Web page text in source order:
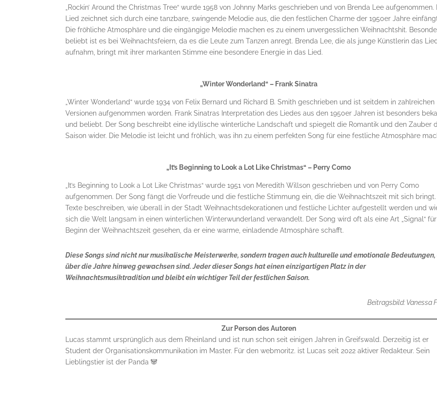
„Rockin’ Around the Christmas Tree“ wurde 1958 von Johnny Marks geschrieben und von Brenda Lee aufgenommen.
Lied zeichnet sich durch eine tanzbare, swingende Melodie aus, die den festlichen Charme der 1950er Jahre
Die fröhliche Atmosphäre und die eingängige Melodie machen es zu einem unvergesslichen Weihnachtshit.
beliebt ist es bei Weihnachtsfeiern, da es die Leute zum Tanzen anregt. Brenda Lee, die als junge Künstlerin das Lied
aufnahm, bringt mit ihrer markanten Stimme eine besondere Energie in das Lied.
„Winter Wonderland“ – Frank Sinatra
„Winter Wonderland“ wurde 1934 von Felix Bernard und Richard B. Smith geschrieben und ist seitdem in zahlreichen
Versionen aufgenommen worden. Frank Sinatras Interpretation des Liedes aus den 1950er Jahren ist besonders
und beliebt. Der Song beschreibt eine idyllische winterliche Landschaft und spiegelt die Romantik und den Zauber
Saison wider. Die Melodie ist leicht und fröhlich, was ihn zu einem perfekten Song für eine festliche Atmosphäre
„It’s Beginning to Look a Lot Like Christmas“ – Perry Como
„It’s Beginning to Look a Lot Like Christmas“ wurde 1951 von Meredith Willson geschrieben und von Perry Como
aufgenommen. Der Song fängt die Vorfreude und die festliche Stimmung ein, die die Weihnachtszeit mit sich bringt.
Texte beschreiben, wie überall in der Stadt Weihnachtsdekorationen und festliche Lichter aufgestellt werden und
sich die Welt langsam in einen winterlichen Winterwunderland verwandelt. Der Song wird oft als eine Art „Signal“
Beginn der Weihnachtszeit gesehen, da er eine warme, einladende Atmosphäre schafft.
Diese Songs sind nicht nur musikalische Meisterwerke, sondern tragen auch kulturelle und emotionale
über die Jahre hinweg gewachsen sind. Jeder dieser Songs hat einen einzigartigen Platz in der
Weihnachtsmusiktradition und bleibt ein wichtiger Teil der festlichen Saison.
Beitragsbild: Vanessa
Zur Person des Autoren
Lucas stammt ursprünglich aus dem Rheinland und ist nun schon seit einigen Jahren in Greifswald. Derzeitig ist er
Student der Organisationskommunikation im Master. Für den webmoritz. ist Lucas seit 2022 aktiver Redakteur. Sein
Lieblingstier ist der Panda 🐼